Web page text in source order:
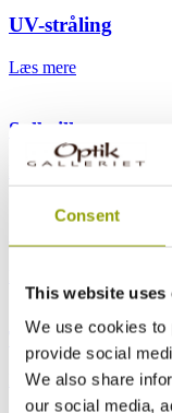
Consent
This website uses
We use cookies to
provide social
We also share
our social media,
UV-stråling
Læs mere
Solbriller og sport
Læs mere
Temaer
Læs mere